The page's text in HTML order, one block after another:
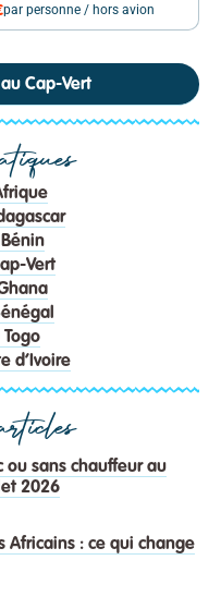
par personne / hors avion
Cap-Vert
Vert
d’Ivoire
ou sans chauffeur au
2026
Africains : ce qui change